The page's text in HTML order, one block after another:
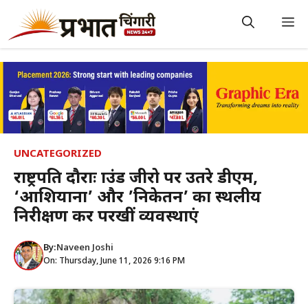
content
UNCATEGORIZED
राष्ट्रपति दौराः ग्राउंड जीरो पर उतरे डीएम,
‘आशियाना’ और ’निकेतन’ का स्थलीय
निरीक्षण कर परखीं व्यवस्थाएं
By:Naveen Joshi
On: Thursday, June 11, 2026 9:16 PM